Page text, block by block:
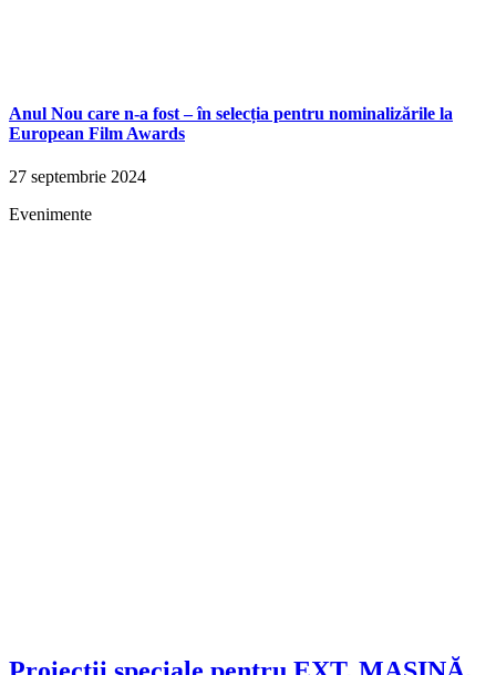
Anul Nou care n-a fost – în selecția pentru nominalizările la
European Film Awards
27 septembrie 2024
Evenimente